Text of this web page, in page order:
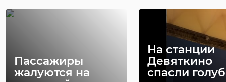
Пассажиры
жалуются на
На станции
Девяткино
спасли